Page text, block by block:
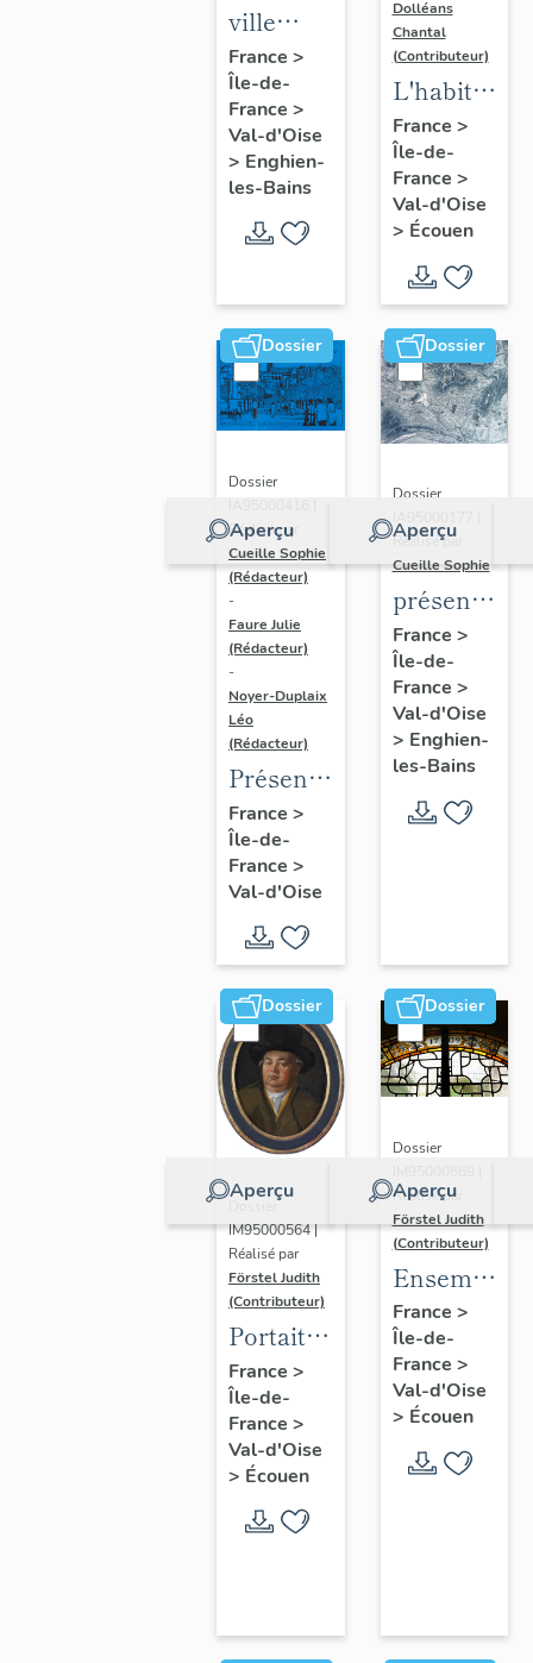
ville
thermale
d'Enghien-
les-Bains
France >
Île-de-
France >
Val-d'Oise
> Enghien-
les-Bains
Dolléans
Chantal
(Contributeur)
L'habitat
d'Ecouen
France >
Île-de-
France >
Val-d'Oise
> Écouen
Dossier
Aperçu
Dossier
Réalisé par
Cueille Sophie
(Rédacteur)
-
Faure Julie
(Rédacteur)
-
Noyer-Duplaix
Léo
(Rédacteur)
Présentation
de
l'étude
du
de
l'agglomération
de
Cergy-
Pontoise
France >
Île-de-
France >
Val-d'Oise
Dossier
Aperçu
Dossier
Réalisé par
Cueille Sophie
de
l'étude
du
patrimoine
d'Enghien-
Les-
Bains
France >
Île-de-
France >
Val-d'Oise
> Enghien-
les-Bains
Dossier
Aperçu
Dossier
IM95000564 |
Réalisé par
Förstel Judith
(Contributeur)
Portait
d'homme
en
médaillon
ovale.
France >
Île-de-
France >
Val-d'Oise
> Écouen
Dossier
Aperçu
Dossier
Réalisé par
Förstel Judith
(Contributeur)
Ensemble
des
verrières
du
XVIIIe
siècle
France >
Île-de-
France >
Val-d'Oise
> Écouen